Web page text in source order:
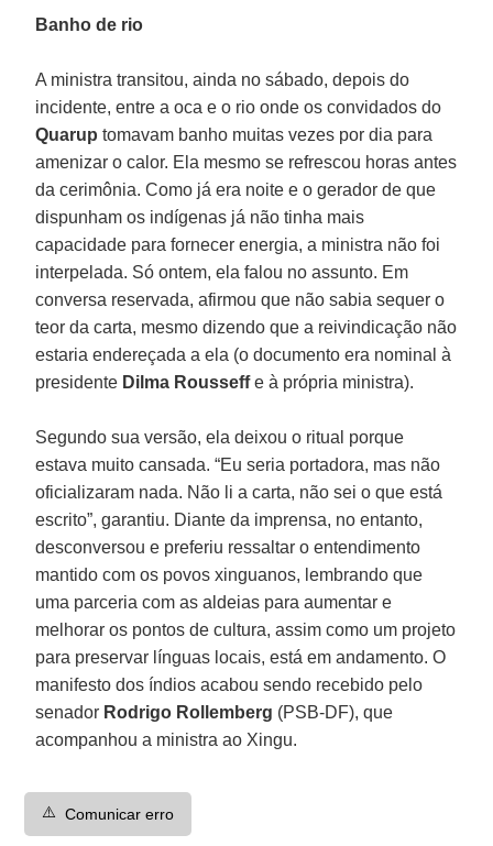
Banho de rio
A ministra transitou, ainda no sábado, depois do
incidente, entre a oca e o rio onde os convidados do
Quaruptomavam banho muitas vezes por dia para
amenizar o calor. Ela mesmo se refrescou horas antes
da cerimônia. Como já era noite e o gerador de que
dispunham os indígenas já não tinha mais
capacidade para fornecer energia, a ministra não foi
interpelada. Só ontem, ela falou no assunto. Em
conversa reservada, afirmou que não sabia sequer o
teor da carta, mesmo dizendo que a reivindicação não
estaria endereçada a ela (o documento era nominal à
presidente Dilma Rousseffe à própria ministra).
Segundo sua versão, ela deixou o ritual porque
estava muito cansada. “Eu seria portadora, mas não
oficializaram nada. Não li a carta, não sei o que está
escrito”, garantiu. Diante da imprensa, no entanto,
desconversou e preferiu ressaltar o entendimento
mantido com os povos xinguanos, lembrando que
uma parceria com as aldeias para aumentar e
melhorar os pontos de cultura, assim como um projeto
para preservar línguas locais, está em andamento. O
manifesto dos índios acabou sendo recebido pelo
senador Rodrigo Rollemberg (PSB-DF), que
acompanhou a ministra ao Xingu.
⚠️ Comunicar erro